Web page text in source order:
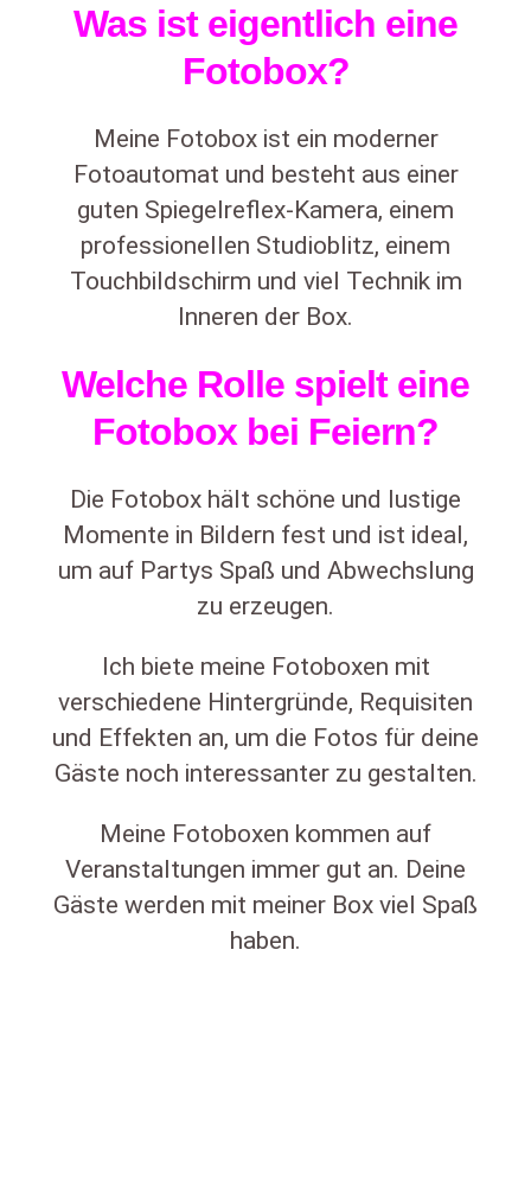
Was ist eigentlich eine
Fotobox?
Meine Fotobox ist ein moderner
Fotoautomat und besteht aus einer
guten Spiegelreflex-Kamera, einem
professionellen Studioblitz, einem
Touchbildschirm und viel Technik im
Inneren der Box.
Welche Rolle spielt eine
Fotobox bei Feiern?
Die Fotobox hält schöne und lustige
Momente in Bildern fest und ist ideal,
um auf Partys Spaß und Abwechslung
zu erzeugen.
Ich biete meine Fotoboxen mit
verschiedene Hintergründe, Requisiten
und Effekten an, um die Fotos für deine
Gäste noch interessanter zu gestalten.
Meine Fotoboxen kommen auf
Veranstaltungen immer gut an. Deine
Gäste werden mit meiner Box viel Spaß
haben.